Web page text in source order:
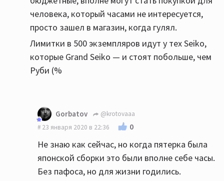
человека, который часами не интересуется,
просто зашел в магазин, когда гулял.
Лимитки в 500 экземпляров идут у тех Seiko,
которые Grand Seiko — и стоят побольше, чем
Руби (%
Gorbatov
@krotovaaa
23 января 2020 в 22:36
0
Не знаю как сейчас, но когда пятерка была
японской сборки это были вполне себе часы.
Без пафоса, но для жизни годились.